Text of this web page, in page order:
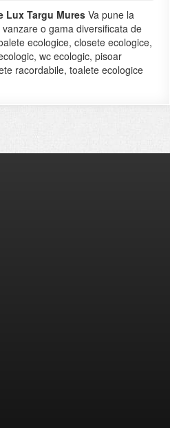
Lux Targu Mures Va pune la
o gama diversificata de
ecologice, closete ecologice,
wc ecologic, pisoar
racordabile, toalete ecologice